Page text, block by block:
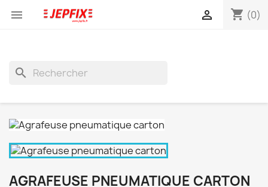
 shopping_cart (0)

search
AGRAFEUSE PNEUMATIQUE CARTON